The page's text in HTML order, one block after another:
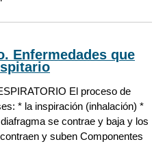
Enfermedades que
El proceso de
* la inspiración (inhalación) *
se contrae y baja y los
y suben Componentes